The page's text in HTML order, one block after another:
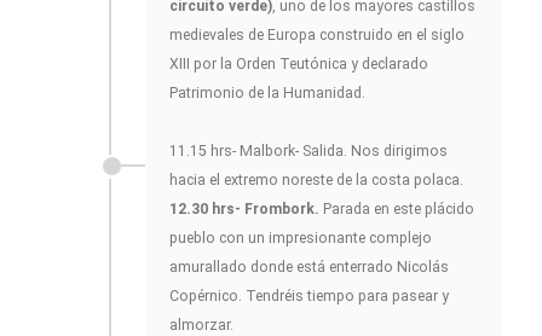
circuito verde), uno de los mayores castillos
medievales de Europa construido en el siglo
XIII por la Orden Teutónica y declarado
Patrimonio de la Humanidad.
11.15 hrs- Malbork- Salida. Nos dirigimos
hacia el extremo noreste de la costa polaca.
12.30 hrs- Frombork. Parada en este plácido
pueblo con un impresionante complejo
amurallado donde está enterrado Nicolás
Copérnico. Tendréis tiempo para pasear y
almorzar.